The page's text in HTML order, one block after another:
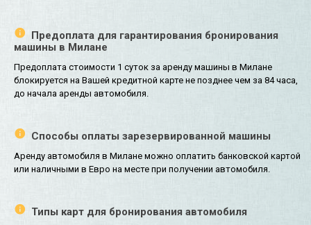
Предоплата для гарантирования бронирования
машины в Милане
Предоплата стоимости 1 суток за аренду машины в Милане
блокируется на Вашей кредитной карте не позднее чем за 84 часа,
до начала аренды автомобиля.
Способы оплаты зарезервированной машины
Аренду автомобиля в Милане можно оплатить банковской картой
или наличными в Евро на месте при получении автомобиля.
Типы карт для бронирования автомобиля